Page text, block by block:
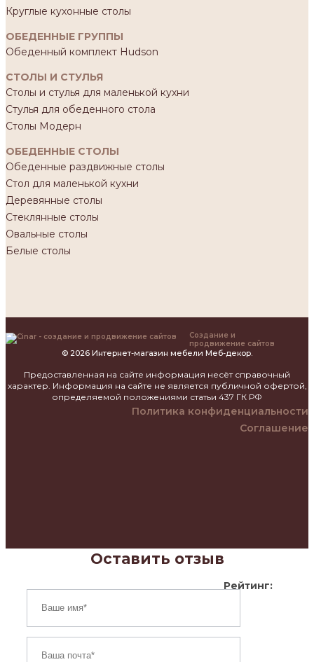
Круглые кухонные столы
ОБЕДЕННЫЕ ГРУППЫ
Обеденный комплект Hudson
СТОЛЫ И СТУЛЬЯ
Столы и стулья для маленькой кухни
Стулья для обеденного стола
Столы Модерн
ОБЕДЕННЫЕ СТОЛЫ
Обеденные раздвижные столы
Стол для маленькой кухни
Деревянные столы
Стеклянные столы
Овальные столы
Белые столы
Создание и
продвижение сайтов
© 2026 Интернет-магазин мебели Меб-декор.
Предоставленная на сайте информация несёт справочный
характер. Информация на сайте не является публичной офертой,
определяемой положениями статьи 437 ГК РФ
Политика конфиденциальности
Соглашение
Оставить отзыв
Рейтинг: